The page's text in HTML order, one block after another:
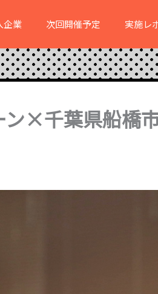
企業 次回開催予定 実施レ
×千葉県船橋